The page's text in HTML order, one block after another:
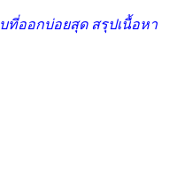
ที่ออกบ่อยสุด สรุปเนื้อหา